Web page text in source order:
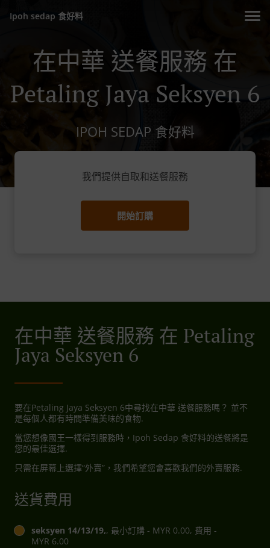
Ipoh sedap 食好料
在中華 送餐服務 在
Petaling Jaya Seksyen 6
IPOH SEDAP 食好料
我們提供自取和送餐服務
開始訂購
在中華 送餐服務 在 Petaling
Jaya Seksyen 6
要在Petaling Jaya Seksyen 6中尋找在中華 送餐服務嗎？ 並不
是每個人都有時間準備美味的食物.
當您想像國王一樣得到服務時，Ipoh Sedap 食好料的送餐將是
您的最佳選擇.
只需在屏幕上選擇“外賣”，我們希望您會喜歡我們的外賣服務.
送貨費用
seksyen 14/13/19,, 最小訂購 - MYR 0.00, 費用 -
MYR 6.00